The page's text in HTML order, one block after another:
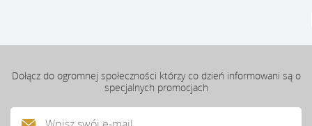
Dołącz do ogromnej społeczności którzy co dzień informowani są o
specjalnych promocjach